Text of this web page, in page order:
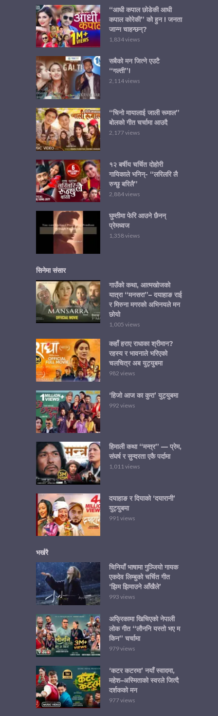
“आधी कपाल छोडेकी आधी
कपाल कोरेकी” को हुन ! जनता
जान्न चाहन्छन्?
1,834 views
सबैको मन जित्ने एउटै
“गल्ती”!
2,114 views
“चिनो मायालाई जाली रूमाल”
बोलको गीत चर्चामा आउदै
2,177 views
१२ बर्षीय चर्चित दोहोरी
गायिकाले भनिन्- “लरिलरि लै
रुन्छु बरिलै”
2,884 views
घुम्तीमा फेरि आउने छैनन्
प्रेमध्वज
1,358 views
सिनेमा संसार
गाउँको कथा, आत्मखोजको
यात्रा “मनसरा”– दयाहाङ राई
र मिरुना मगरको अभिनयले मन
छोयो
1,005 views
कहाँ हराए राधाका श्रीमान?
रहस्य र भावनाले भरिएको
चलचित्र अब युट्युबमा
982 views
‘हिजो आज का कुरा’ युट्युबमा
992 views
हिमाली कथा “मन्त्र” — प्रेम,
संघर्ष र सुन्दरता एकै पर्दामा
1,011 views
दयाहाङ र दियाको ‘दयारानी’
युट्युबमा
991 views
भर्खरै
चिनियाँ भाषामा गुञ्जियो गायक
एकदेव लिम्बुको चर्चित गीत
‘झिम झिमाउने आँखैले’
993 views
अफ्रिकामा खिचिएको नेपाली
लोक गीत “लौननि यस्तो भए म
किन” चर्चामा
979 views
‘कटर कटरमा’ नयाँ स्वादमा,
महेश–अस्मिताको स्वरले जित्दै
दर्शकको मन
977 views